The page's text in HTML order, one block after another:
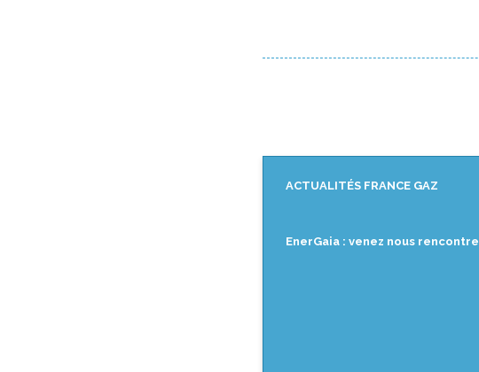
ACTUALITÉS FRANCE GAZ
EnerGaia : venez nous